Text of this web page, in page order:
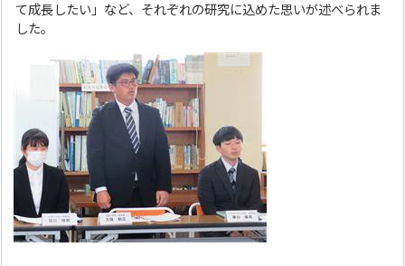
て成長したい」など、それぞれの研究に込めた思いが述べられま
した。